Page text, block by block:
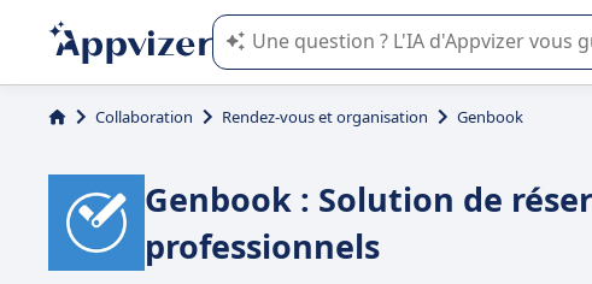
L'IA de Appvizer vous guide dans
Collaboration Rendez-vous et organisation Genbook
Genbook : Solution de
professionnels